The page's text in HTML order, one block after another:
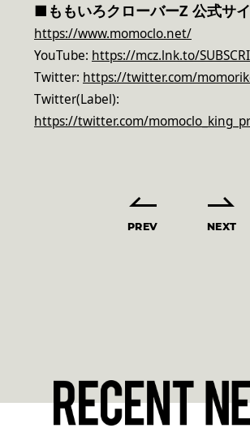
■ ももいろクローバーZ 公式サ
https://www.momoclo.net/
YouTube: https://mcz.lnk.to/
Twitter: https://twitter.com/
Twitter(Label):
https://twitter.com/momoclo_king_pr
PREV NEXT